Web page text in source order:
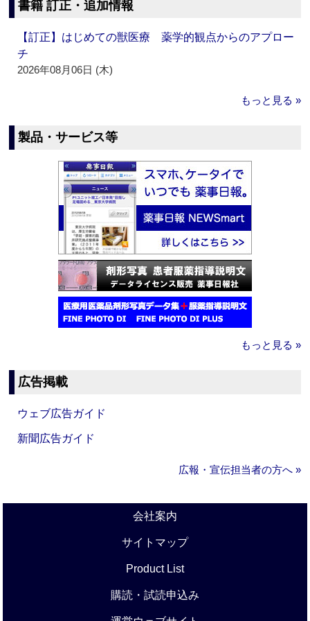
書籍 訂正・追加情報
【訂正】はじめての獣医療 薬学的観点からのアプロー
チ
2026年08月06日 (木)
もっと見る »
製品・サービス等
もっと見る »
広告掲載
ウェブ広告ガイド
新聞広告ガイド
広報・宣伝担当者の方へ »
会社案内
サイトマップ
Product List
購読・試読申込み